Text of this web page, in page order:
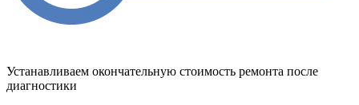
Устанавливаем окончательную стоимость ремонта после
диагностики